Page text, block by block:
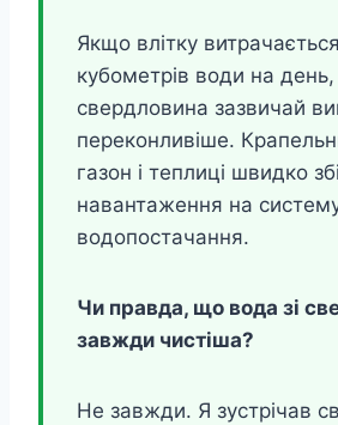
Якщо влітку
кубометрів води на день,
свердловина зазвичай
переконливіше.
газон і теплиці швидко
навантаження на
водопостачання.
Чи правда, що вода зі
завжди чистіша?
Не завжди. Я зустрічав